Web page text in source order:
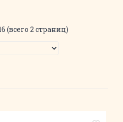
(всего 2 страниц)